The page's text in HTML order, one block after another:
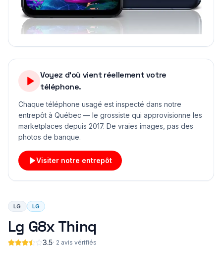
Voyez d'où vient réellement votre
téléphone.
Chaque téléphone usagé est inspecté dans notre
entrepôt à Québec — le grossiste qui approvisionne les
marketplaces depuis 2017. De vraies images, pas des
photos de banque.
Visiter notre entrepôt
LG LG
Lg G8x Thinq
3.5· 2 avis vérifiés